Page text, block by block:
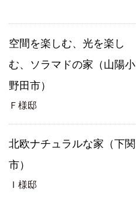
空間を楽しむ、光を楽し
む、ソラマドの家（山陽小
野田市）
Ｆ様邸
北欧ナチュラルな家（下関
市）
Ｉ様邸